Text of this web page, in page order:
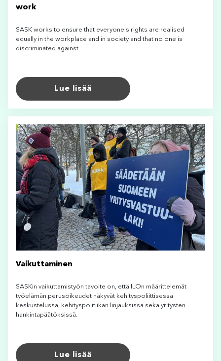
work
SASK works to ensure that everyone's rights are realised
equally in the workplace and in society and that no one is
discriminated against.
Lue lisää
Vaikuttaminen
SASKin vaikuttamistyön tavoite on, että ILOn määrittelemät
työelämän perusoikeudet näkyvät kehityspoliittisessa
keskustelussa, kehityspolitiikan linjauksissa sekä yritysten
hankintapäätöksissä.
Lue lisää